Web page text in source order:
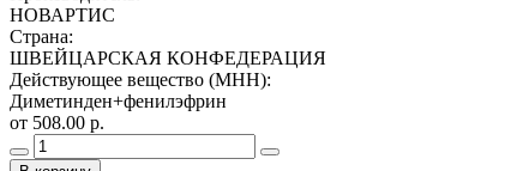
НОВАРТИС
Страна:
ШВЕЙЦАРСКАЯ КОНФЕДЕРАЦИЯ
Действующее вещество (МНН):
Диметинден+фенилэфрин
от 508.00 р.